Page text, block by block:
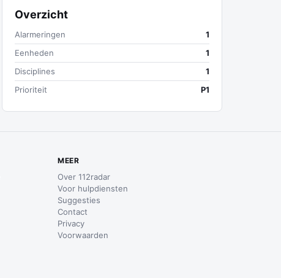
Overzicht
Alarmeringen
1
Eenheden
1
Disciplines
1
Prioriteit
P1
MEER
Over 112radar
Voor hulpdiensten
Suggesties
Contact
Privacy
Voorwaarden